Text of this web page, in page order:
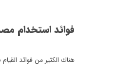
فوائد استخدام
هناك الكثير من فوائد